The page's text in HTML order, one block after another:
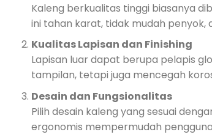
Kaleng berkualitas tinggi biasanya
ini tahan karat, tidak mudah penyok,
Kualitas Lapisan dan Finishing
Lapisan luar dapat berupa pelapis
tampilan, tetapi juga mencegah
Desain dan Fungsionalitas
Pilih desain kaleng yang sesuai
ergonomis mempermudah